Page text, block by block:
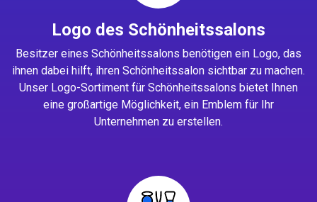
Logo des Schönheitssalons
Besitzer eines Schönheitssalons benötigen ein Logo, das
ihnen dabei hilft, ihren Schönheitssalon sichtbar zu machen.
Unser Logo-Sortiment für Schönheitssalons bietet Ihnen
eine großartige Möglichkeit, ein Emblem für Ihr
Unternehmen zu erstellen.